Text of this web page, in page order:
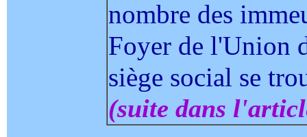
nombre des
Foyer de l'Union
siège social se
(suite dans